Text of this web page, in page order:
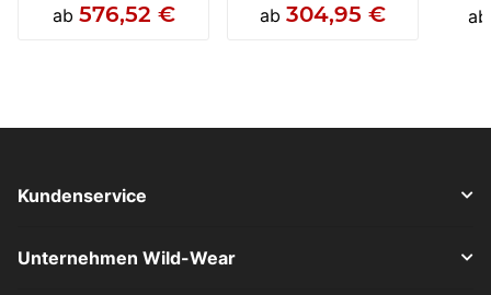
ab 576,52 € ab 304,95 €
Kundenservice
Unternehmen Wild-Wear